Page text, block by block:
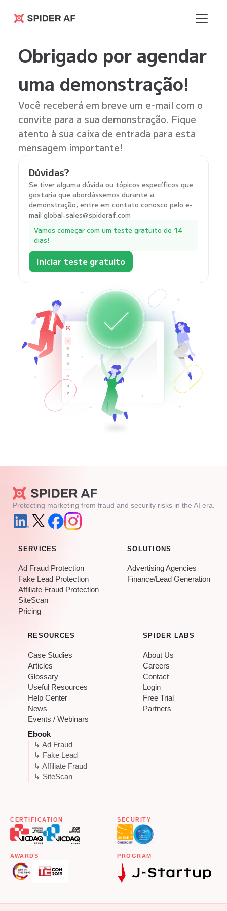
Spider AF
Obrigado por agendar
uma demonstração!
Você receberá em breve um e-mail com o
convite para a sua demonstração. Fique
atento à sua caixa de entrada para esta
mensagem importante!
Dúvidas?
Se tiver alguma dúvida ou tópicos específicos que
gostaria que abordássemos durante a
demonstração, entre em contato conosco pelo e-
mail global-sales@spideraf.com
Vamos começar com um teste gratuito de 14
dias!
Iniciar teste gratuito
Protecting marketing from fraud and security risks in the AI era.
SERVICES
Ad Fraud Protection
Fake Lead Protection
Affiliate Fraud Protection
SiteScan
Pricing
SOLUTIONS
Advertising Agencies
Finance/Lead Generation
RESOURCES
Case Studies
Articles
Glossary
Useful Resources
Help Center
News
Events / Webinars
Ebook
↳ Ad Fraud
↳ Fake Lead
↳ Affiliate Fraud
↳ SiteScan
SPIDER LABS
About Us
Careers
Contact
Login
Free Trial
Partners
CERTIFICATION SECURITY
AWARDS PROGRAM